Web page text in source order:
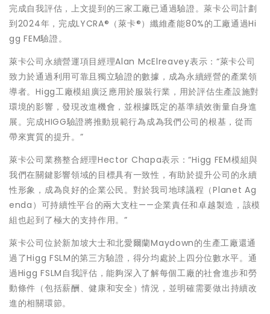
完成自我評估，上文提到的三家工廠已通過驗證。萊卡公司計劃
到2024年，完成LYCRA®（萊卡®）纖維產能80%的工廠通過Hi
gg FEM驗證。
萊卡公司永續營運項目經理Alan McElreavey表示：“萊卡公司
致力於通過利用可靠且獨立驗證的數據，成為永續經營的產業領
導者。Higg工廠模組廣泛應用於服裝行業，用於評估生產設施對
環境的影響，發現改進機會，並根據既定的基準績效衡量自身進
展。完成HIGG驗證將推動規範行為成為我們公司的根基，從而
帶來實質的提升。”
萊卡公司業務整合經理Hector Chapa表示：“Higg FEM模組與
我們在關鍵影響領域的目標具有一致性，有助於提升公司的永續
性形象，成為良好的企業公民。對於我司地球議程（Planet Ag
enda）可持續性平台的兩大支柱——企業責任和卓越製造，該模
組也起到了極大的支持作用。”
萊卡公司位於新加坡大士和北愛爾蘭Maydown的生產工廠還通
過了Higg FSLM的第三方驗證，得分均處於上四分位數水平。通
過Higg FSLM自我評估，能夠深入了解每個工廠的社會進步和勞
動條件（包括薪酬、健康和安全）情況，並明確需要做出持續改
進的相關環節。